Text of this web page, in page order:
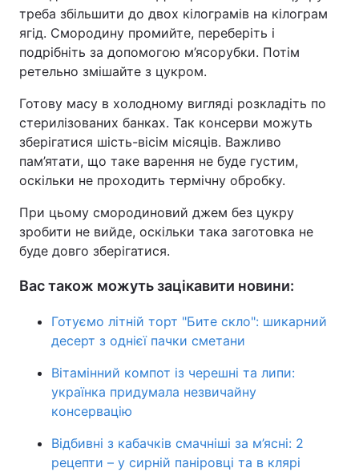
треба збільшити до двох кілограмів на кілограм
ягід. Смородину промийте, переберіть і
подрібніть за допомогою м’ясорубки. Потім
ретельно змішайте з цукром.
Готову масу в холодному вигляді розкладіть по
стерилізованих банках. Так консерви можуть
зберігатися шість-вісім місяців. Важливо
пам’ятати, що таке варення не буде густим,
оскільки не проходить термічну обробку.
При цьому смородиновий джем без цукру
зробити не вийде, оскільки така заготовка не
буде довго зберігатися.
Вас також можуть зацікавити новини:
Готуємо літній торт "Бите скло": шикарний
десерт з однієї пачки сметани
Вітамінний компот із черешні та липи:
українка придумала незвичайну
консервацію
Відбивні з кабачків смачніші за м’ясні: 2
рецепти – у сирній паніровці та в клярі